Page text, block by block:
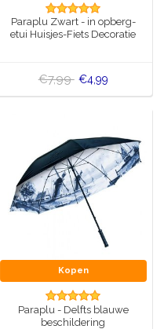
blauw
Paraplu Zwart - in opberg-
etui Huisjes-Fiets Decoratie
€7,99 €4,99
Kopen
Paraplu - Delfts blauwe
beschildering